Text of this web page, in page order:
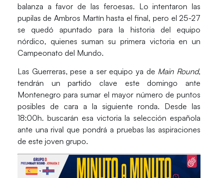
balanza a favor de las feroesas. Lo intentaron las
pupilas deAmbros Martín hasta el final, pero el 25-27
se quedó apuntado para la historia del equipo
nórdico, quienes suman su primera victoria en un
Campeonato del Mundo.
Las Guerreras, pese a ser equipo ya de Main Round,
tendrán un partido clave este domingo ante
Montenegro para sumar el mayor número de puntos
posibles de cara a la siguiente ronda. Desde las
18:00h. buscarán esa victoria la selección española
ante una rival que pondrá a pruebas las aspiraciones
de este joven grupo.